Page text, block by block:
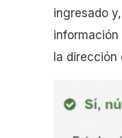
ingresado
la dirección